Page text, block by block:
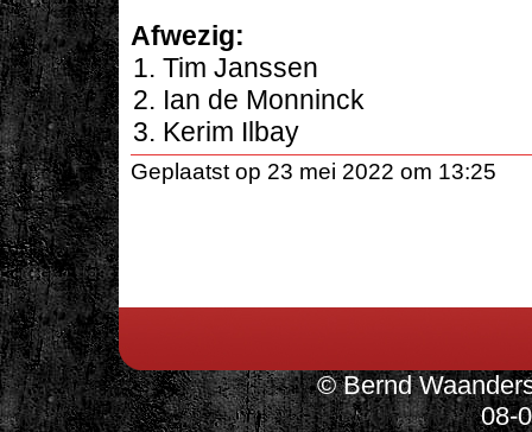
Afwezig:
Tim Janssen
Ian de Monninck
Kerim Ilbay
Geplaatst op 23 mei 2022 om 13:25
© Bernd
08-